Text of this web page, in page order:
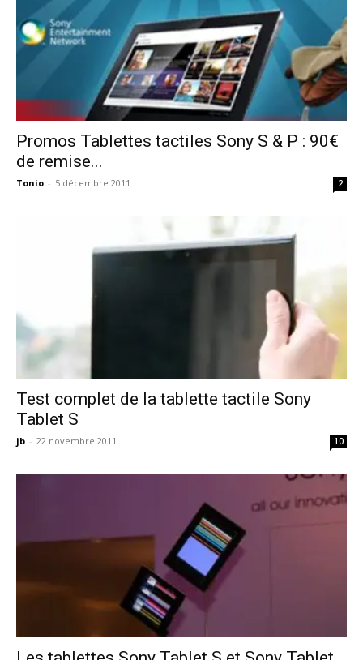
Promos Tablettes tactiles Sony S & P : 90€
de remise...
Tonio - 5 décembre 2011 2
Test complet de la tablette tactile Sony
Tablet S
jb - 22 novembre 2011 10